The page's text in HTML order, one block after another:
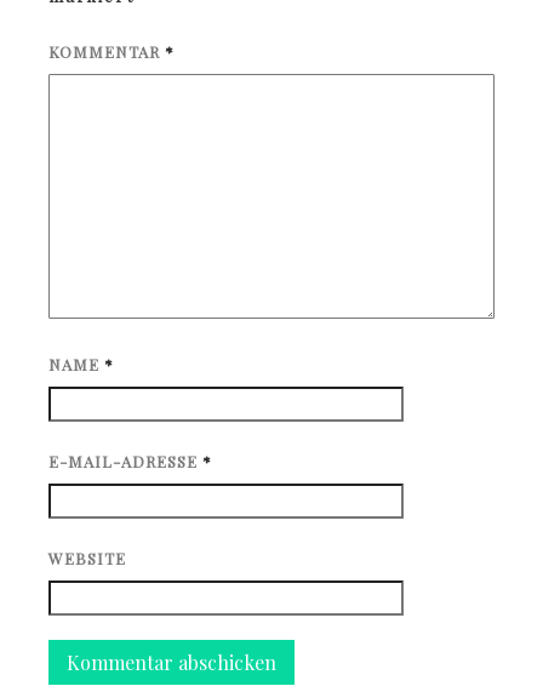
KOMMENTAR *
NAME *
E-MAIL-ADRESSE *
WEBSITE